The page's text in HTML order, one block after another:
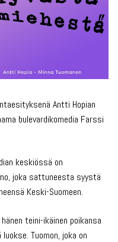
Antti Hopian
bulevardikomedia Farssi
keskiössä on
joka sattuneesta syystä
Keski-Suomeen.
teini-ikäinen poikansa
Tuomon, joka on